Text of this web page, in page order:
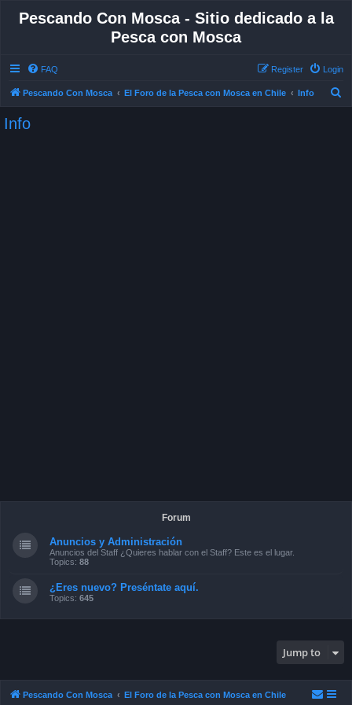
Pescando Con Mosca - Sitio dedicado a la
Pesca con Mosca
FAQ Login
Register
Pescando Con Mosca El Foro de la Pesca con Mosca en Chile Info
Info
Forum
Anuncios y Administración
Anuncios del Staff ¿Quieres hablar con el Staff? Este es el lugar.
Topics: 88
¿Eres nuevo? Preséntate aquí.
Topics: 645
Jump to
Pescando Con Mosca El Foro de la Pesca con Mosca en Chile